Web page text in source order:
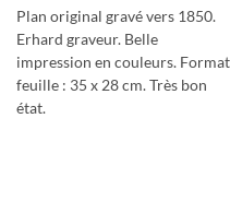
Plan original gravé vers 1850.
Erhard graveur. Belle
impression en couleurs. Format
feuille : 35 x 28 cm. Très bon
état.